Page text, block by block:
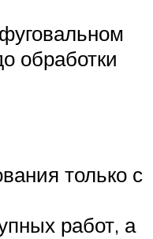
обработки
только с
работ, а